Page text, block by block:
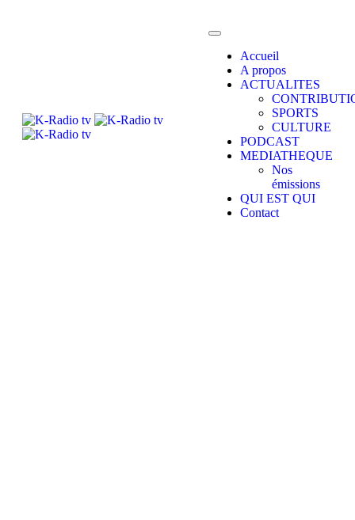
Accueil
A propos
ACTUALITES
SPORTS
CULTURE
PODCAST
MEDIATHEQUE
Nos
émissions
QUI EST QUI
Contact